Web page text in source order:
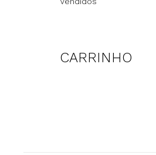
CARRINHO